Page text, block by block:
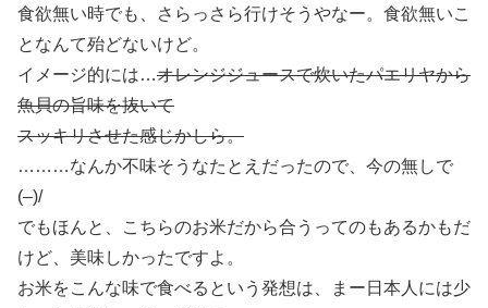
食欲無い時でも、さらっさら行けそうやなー。食欲無いこ
となんて殆どないけど。
イメージ的には…オレンジジュースで炊いたパエリヤから
魚貝の旨味を抜いて
スッキリさせた感じかしら。
………なんか不味そうなたとえだったので、今の無しで
(–)/
でもほんと、こちらのお米だから合うってのもあるかもだ
けど、美味しかったですよ。
お米をこんな味で食べるという発想は、まー日本人には少